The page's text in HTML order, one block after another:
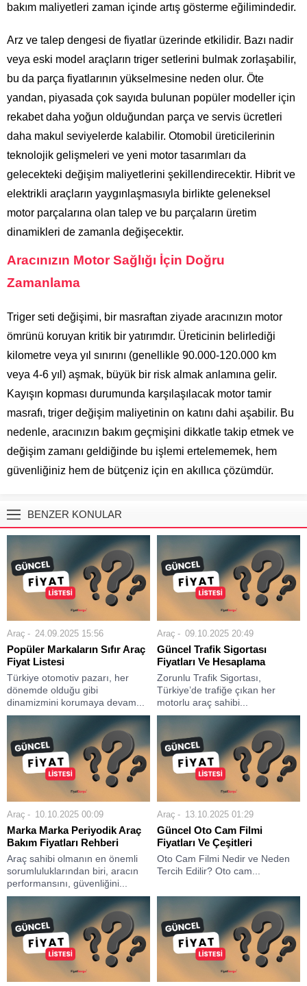
bakım maliyetleri zaman içinde artış gösterme eğilimindedir.
Arz ve talep dengesi de fiyatlar üzerinde etkilidir. Bazı nadir
veya eski model araçların triger setlerini bulmak zorlaşabilir,
bu da parça fiyatlarının yükselmesine neden olur. Öte
yandan, piyasada çok sayıda bulunan popüler modeller için
rekabet daha yoğun olduğundan parça ve servis ücretleri
daha makul seviyelerde kalabilir. Otomobil üreticilerinin
teknolojik gelişmeleri ve yeni motor tasarımları da
gelecekteki değişim maliyetlerini şekillendirecektir. Hibrit ve
elektrikli araçların yaygınlaşmasıyla birlikte geleneksel
motor parçalarına olan talep ve bu parçaların üretim
dinamikleri de zamanla değişecektir.
Aracınızın Motor Sağlığı İçin Doğru
Zamanlama
Triger seti değişimi, bir masraftan ziyade aracınızın motor
ömrünü koruyan kritik bir yatırımdır. Üreticinin belirlediği
kilometre veya yıl sınırını (genellikle 90.000-120.000 km
veya 4-6 yıl) aşmak, büyük bir risk almak anlamına gelir.
Kayışın kopması durumunda karşılaşılacak motor tamir
masrafı, triger değişim maliyetinin on katını dahi aşabilir. Bu
nedenle, aracınızın bakım geçmişini dikkatle takip etmek ve
değişim zamanı geldiğinde bu işlemi ertelememek, hem
güvenliğiniz hem de bütçeniz için en akıllıca çözümdür.
BENZER KONULAR
Araç 24.09.2025 15:56
Popüler Markaların Sıfır Araç
Fiyat Listesi
Türkiye otomotiv pazarı, her
dönemde olduğu gibi
dinamizmini korumaya devam...
Araç 09.10.2025 20:49
Güncel Trafik Sigortası
Fiyatları Ve Hesaplama
Zorunlu Trafik Sigortası,
Türkiye’de trafiğe çıkan her
motorlu araç sahibi...
Araç 10.10.2025 00:09
Marka Marka Periyodik Araç
Bakım Fiyatları Rehberi
Araç sahibi olmanın en önemli
sorumluluklarından biri, aracın
performansını, güvenliğini...
Araç 13.10.2025 01:29
Güncel Oto Cam Filmi
Fiyatları Ve Çeşitleri
Oto Cam Filmi Nedir ve Neden
Tercih Edilir? Oto cam...